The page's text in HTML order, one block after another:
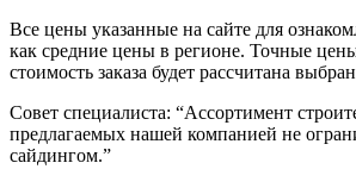
Все цены указанные на сайте для
как средние цены в регионе. Точные
стоимость заказа будет рассчитана
Совет специалиста: “Ассортимент
предлагаемых нашей компанией не
сайдингом.”